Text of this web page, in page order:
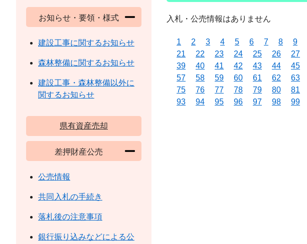
入札・公売情報はありません
1 2 3 4 5 6 7 8 9
21
22 23 24 25 26 27
39
40 41 42 43 44 45
57
58 59 60 61 62 63
75
76 77 78 79 80 81
93
94 95 96 97 98 99
お知らせ・要領・様式
建設工事に関するお知らせ
森林整備に関するお知らせ
建設工事・森林整備以外に
関するお知らせ
県有資産売却
差押財産公売
公売情報
共同入札の手続き
落札後の注意事項
銀行振り込みなどによる公